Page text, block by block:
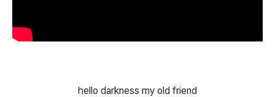
hello darkness my old friend